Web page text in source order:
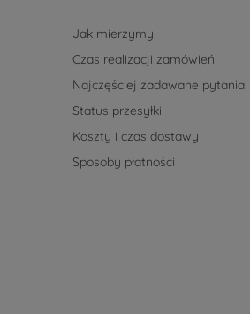
Jak mierzymy
Czas realizacji zamówień
Najczęściej zadawane pytania
Status przesyłki
Koszty i czas dostawy
Sposoby płatności